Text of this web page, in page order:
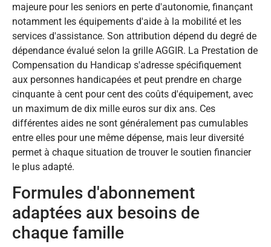
majeure pour les seniors en perte d'autonomie, finançant
notamment les équipements d'aide à la mobilité et les
services d'assistance. Son attribution dépend du degré de
dépendance évalué selon la grille AGGIR. La Prestation de
Compensation du Handicap s'adresse spécifiquement
aux personnes handicapées et peut prendre en charge
cinquante à cent pour cent des coûts d'équipement, avec
un maximum de dix mille euros sur dix ans. Ces
différentes aides ne sont généralement pas cumulables
entre elles pour une même dépense, mais leur diversité
permet à chaque situation de trouver le soutien financier
le plus adapté.
Formules d'abonnement
adaptées aux besoins de
chaque famille